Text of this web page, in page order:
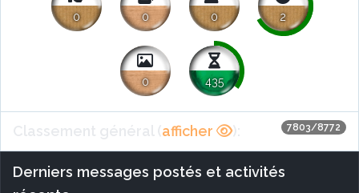
0 0 0 2
0 435
7803/8772
afficher ):
Derniers messages postés et activités